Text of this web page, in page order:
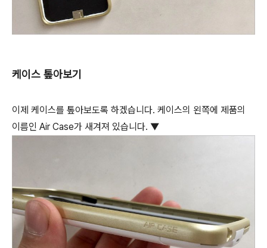
케이스 톺아보기
이제 케이스를 톺아보도록 하겠습니다. 케이스의 왼쪽에 제품의
이름인 Air Case가 새겨져 있습니다. ▼